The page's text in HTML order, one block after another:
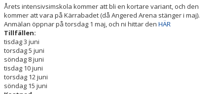
FRÅGOR & SVAR
VÅRA BASSÄNGER
KONTAKT
DOKUMENT
OM KLUBBEN
Årets intensivsimskola kommer att bli en kortare variant, och den
kommer att vara på Kärrabadet (då Angered Arena stänger i maj).
Anmälan öppnar på torsdag 1 maj, och ni hittar den HÄR
Tillfällen:
tisdag 3 juni
torsdag 5 juni
söndag 8 juni
tisdag 10 juni
torsdag 12 juni
söndag 15 juni